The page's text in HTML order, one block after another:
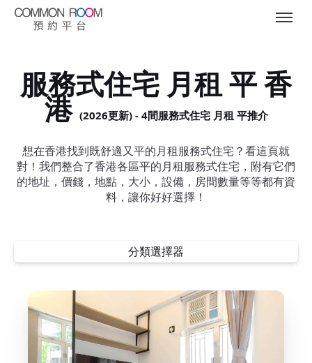
服務式住宅 月租 平 香
港(2026更新) - 4間服務式住宅 月租 平推介
想在香港找到既舒適又平的月租服務式住宅？看這頁就
對！我們整合了香港各區平的月租服務式住宅，附有它們
的地址，價錢，地點，大小，設備，房間數量等等都有資
料，讓你好好選擇！
分類選擇器